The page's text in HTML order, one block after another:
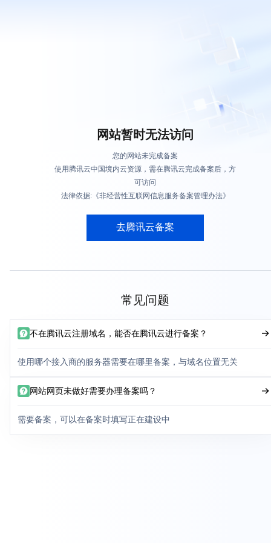
网站暂时无法访问
您的网站未完成备案
使用腾讯云中国境内云资源，需在腾讯云完成备案后，方
可访问
法律依据:《非经营性互联网信息服务备案管理办法》
去腾讯云备案
常见问题
不在腾讯云注册域名，能否在腾讯云进行备案？
使用哪个接入商的服务器需要在哪里备案，与域名位置无关
网站网页未做好需要办理备案吗？
需要备案，可以在备案时填写正在建设中